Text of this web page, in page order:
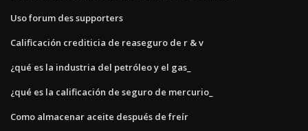
Uso forum des supporters
Calificación crediticia de reaseguro de r & v
¿qué es la industria del petróleo y el gas_
¿qué es la calificación de seguro de mercurio_
Como almacenar aceite después de freír